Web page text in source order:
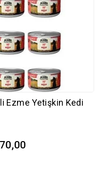
Ezme Yetişkin Kedi